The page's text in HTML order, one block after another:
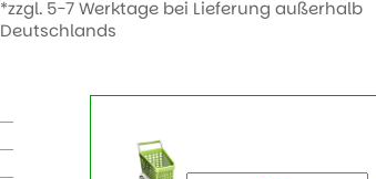
*zzgl. 5-7 Werktage bei Lieferung außerhalb
Deutschlands